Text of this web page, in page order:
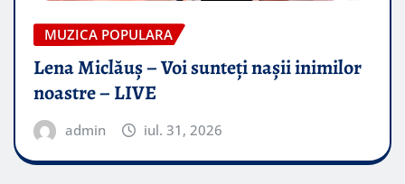
MUZICA POPULARA
Lena Miclăuș – Voi sunteți nașii inimilor
noastre – LIVE
admin iul. 31, 2026